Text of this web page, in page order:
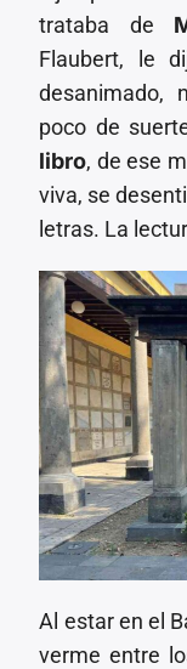
trataba de
Flaubert, le
desanimado,
poco de
libro, de ese
viva, se
letras. La
Al estar en el
verme entre